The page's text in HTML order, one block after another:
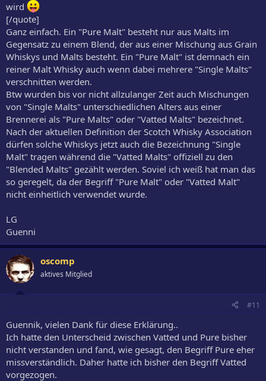
wird
[/quote]
Ganz einfach. Ein "Pure Malt" besteht nur aus Malts im
Gegensatz zu einem Blend, der aus einer Mischung aus Grain
Whiskys und Malts besteht. Ein "Pure Malt" ist demnach ein
reiner Malt Whisky auch wenn dabei mehrere "Single Malts"
verschnitten werden.
Btw wurden bis vor nicht allzulanger Zeit auch Mischungen
von "Single Malts" unterschiedlichen Alters aus einer
Brennerei als "Pure Malts" oder "Vatted Malts" bezeichnet.
Nach der aktuellen Definition der Scotch Whisky Association
dürfen solche Whiskys jetzt auch die Bezeichnung "Single
Malt" tragen während die "Vatted Malts" offiziell zu den
"Blended Malts" gezählt werden. Soviel ich weiß hat man das
so geregelt, da der Begriff "Pure Malt" oder "Vatted Malt"
nicht einheitlich verwendet wurde.
LG
Guenni
oscomp
aktives Mitglied
#11
Guennik, vielen Dank für diese Erklärung..
Ich hatte den Unterscheid zwischen Vatted und Pure bisher
nicht verstanden und fand, wie gesagt, den Begriff Pure eher
missverständlich. Daher hatte ich bisher den Begriff Vatted
vorgezogen.